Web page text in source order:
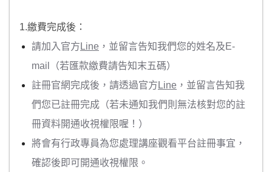
1.繳費完成後：
請加入官方 Line ，並留言告知我們您的姓名及E-
mail（若匯款繳費請告知末五碼）
註冊官網完成後，請透過官方 Line ，並留言告知我
們您已註冊完成（若未通知我們則無法核對您的註
冊資料開通收視權限喔！）
將會有行政專員為您處理講座觀看平台註冊事宜，
確認後即可開通收視權限。